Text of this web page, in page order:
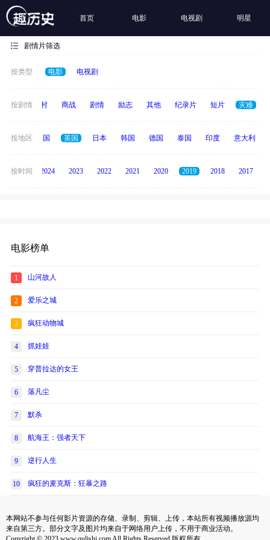
首页 电影 电视剧 明星
剧情片筛选
按类型 电影 电视剧
按剧情
历史 乡村 商战 剧情 励志 其他 纪录片 短片 灾难
按地区
美国 法国 英国 日本 韩国 德国 泰国 印度 意大利
按时间
2025 2024 2023 2022 2021 2020 2019 2018 2017
电影榜单
1 山河故人
2 爱乐之城
3 疯狂动物城
4 抓娃娃
5 穿普拉达的女王
6 落凡尘
7 默杀
8 航海王：强者天下
9 逆行人生
10 疯狂的麦克斯：狂暴之路
本网站不参与任何影片资源的存储、录制、剪辑、上传，本站所有视频播放源均
来自第三方。部分文字及图片均来自于网络用户上传，不用于商业活动。